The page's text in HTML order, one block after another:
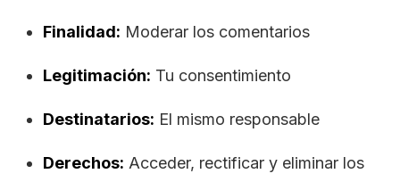
Finalidad: Moderar los comentarios
Legitimación: Tu consentimiento
Destinatarios: El mismo responsable
Derechos: Acceder, rectificar y eliminar los